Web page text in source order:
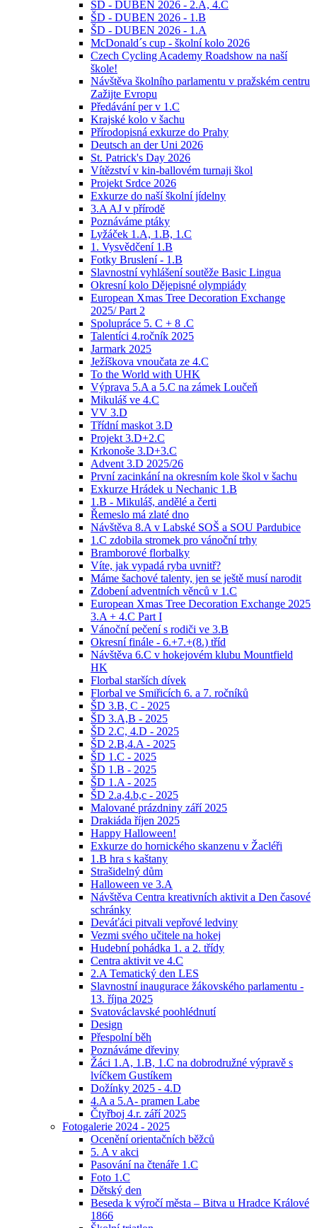
ŠD - DUBEN 2026 - 2.A, 4.C
ŠD - DUBEN 2026 - 1.B
ŠD - DUBEN 2026 - 1.A
McDonald´s cup - školní kolo 2026
Czech Cycling Academy Roadshow na naší
škole!
Návštěva školního parlamentu v pražském centru
Zažijte Evropu
Předávání per v 1.C
Krajské kolo v šachu
Přírodopisná exkurze do Prahy
Deutsch an der Uni 2026
St. Patrick's Day 2026
Vítězství v kin-ballovém turnaji škol
Projekt Srdce 2026
Exkurze do naší školní jídelny
3.A AJ v přírodě
Poznáváme ptáky
Lyžáček 1.A, 1.B, 1.C
1. Vysvědčení 1.B
Fotky Bruslení - 1.B
Slavnostní vyhlášení soutěže Basic Lingua
Okresní kolo Dějepisné olympiády
European Xmas Tree Decoration Exchange
2025/ Part 2
Spolupráce 5. C + 8 .C
Talentíci 4.ročník 2025
Jarmark 2025
Ježíškova vnoučata ze 4.C
To the World with UHK
Výprava 5.A a 5.C na zámek Loučeň
Mikuláš ve 4.C
VV 3.D
Třídní maskot 3.D
Projekt 3.D+2.C
Krkonoše 3.D+3.C
Advent 3.D 2025/26
První zacinkání na okresním kole škol v šachu
Exkurze Hrádek u Nechanic 1.B
1.B - Mikuláš, andělé a čerti
Řemeslo má zlaté dno
Návštěva 8.A v Labské SOŠ a SOU Pardubice
1.C zdobila stromek pro vánoční trhy
Bramborové florbalky
Víte, jak vypadá ryba uvnitř?
Máme šachové talenty, jen se ještě musí narodit
Zdobení adventních věnců v 1.C
European Xmas Tree Decoration Exchange 2025
3.A + 4.C Part I
Vánoční pečení s rodiči ve 3.B
Okresní finále - 6.+7.+(8.) tříd
Návštěva 6.C v hokejovém klubu Mountfield
HK
Florbal starších dívek
Florbal ve Smiřicích 6. a 7. ročníků
ŠD 3.B, C - 2025
ŠD 3.A,B - 2025
ŠD 2.C, 4.D - 2025
ŠD 2.B,4.A - 2025
ŠD 1.C - 2025
ŠD 1.B - 2025
ŠD 1.A - 2025
ŠD 2.a,4.b,c - 2025
Malované prázdniny září 2025
Drakiáda říjen 2025
Happy Halloween!
Exkurze do hornického skanzenu v Žacléři
1.B hra s kaštany
Strašidelný dům
Halloween ve 3.A
Návštěva Centra kreativních aktivit a Den časové
schránky
Deváťáci pitvali vepřové ledviny
Vezmi svého učitele na hokej
Hudební pohádka 1. a 2. třídy
Centra aktivit ve 4.C
2.A Tematický den LES
Slavnostní inaugurace žákovského parlamentu -
13. října 2025
Svatováclavské poohlédnutí
Design
Přespolní běh
Poznáváme dřeviny
Žáci 1.A, 1.B, 1.C na dobrodružné výpravě s
lvíčkem Gustíkem
Dožínky 2025 - 4.D
4.A a 5.A- pramen Labe
Čtyřboj 4.r. září 2025
Fotogalerie 2024 - 2025
Ocenění orientačních běžců
5. A v akci
Pasování na čtenáře 1.C
Foto 1.C
Dětský den
Beseda k výročí města – Bitva u Hradce Králové
1866